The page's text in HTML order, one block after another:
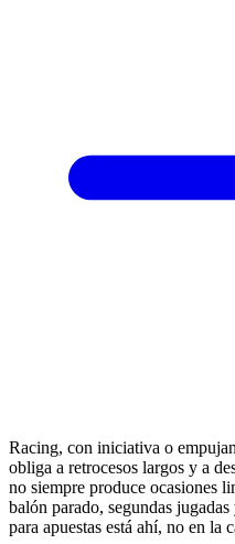
Racing, con iniciativa o
obliga a retrocesos largos y a
no siempre produce ocasiones
balón parado, segundas
para apuestas está ahí, no en